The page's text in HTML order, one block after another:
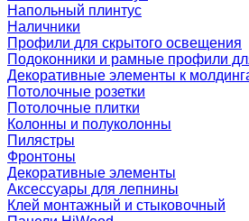
Напольный плинтус
Наличники
Профили для скрытого освещения
Подоконники и рамные профили
Декоративные элементы к
Потолочные розетки
Потолочные плитки
Колонны и полуколонны
Пилястры
Фронтоны
Декоративные элементы
Аксессуары для лепнины
Клей монтажный и стыковочный